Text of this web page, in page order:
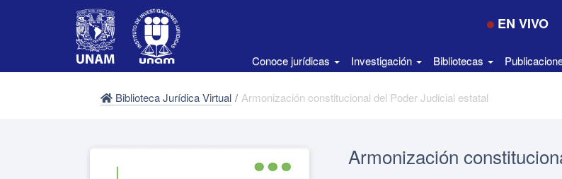
EN VIVO
Conoce jurídicas Investigación Bibliotecas
Biblioteca Jurídica Virtual / Armonización constitucional del Poder Judicial estatal
Armonización